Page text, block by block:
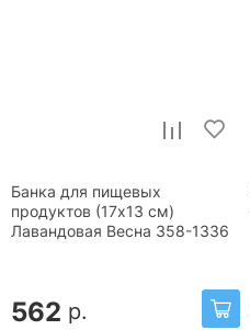
Банка для пищевых
продуктов (17x13 см)
Лавандовая Весна 358-1336
562 р.